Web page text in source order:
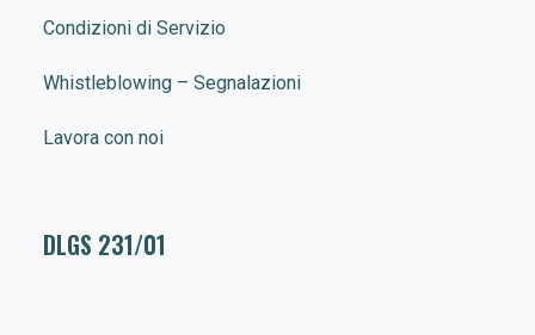
Condizioni di Servizio
Whistleblowing – Segnalazioni
Lavora con noi
DLGS 231/01